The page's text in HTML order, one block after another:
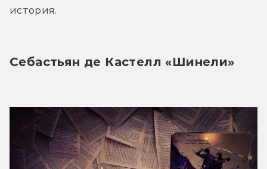
история.
Себастьян де Кастелл «Шинели»